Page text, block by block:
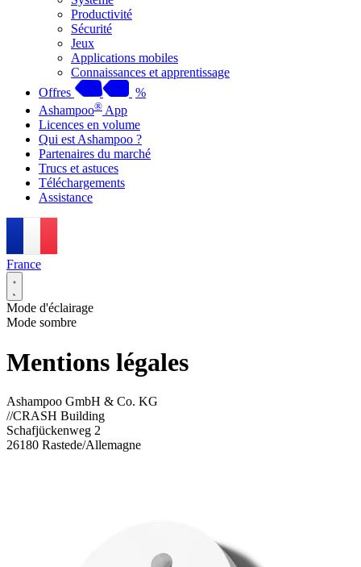
Productivité
Sécurité
Jeux
Applications mobiles
Connaissances et apprentissage
Offres
%
Ashampoo® App
Licences en volume
Qui est Ashampoo ?
Partenaires du marché
Trucs et astuces
Téléchargements
Assistance
France
Mode d'éclairage
Mode sombre
Mentions légales
Ashampoo GmbH & Co. KG
//CRASH Building
Schafjückenweg 2
26180 Rastede/Allemagne